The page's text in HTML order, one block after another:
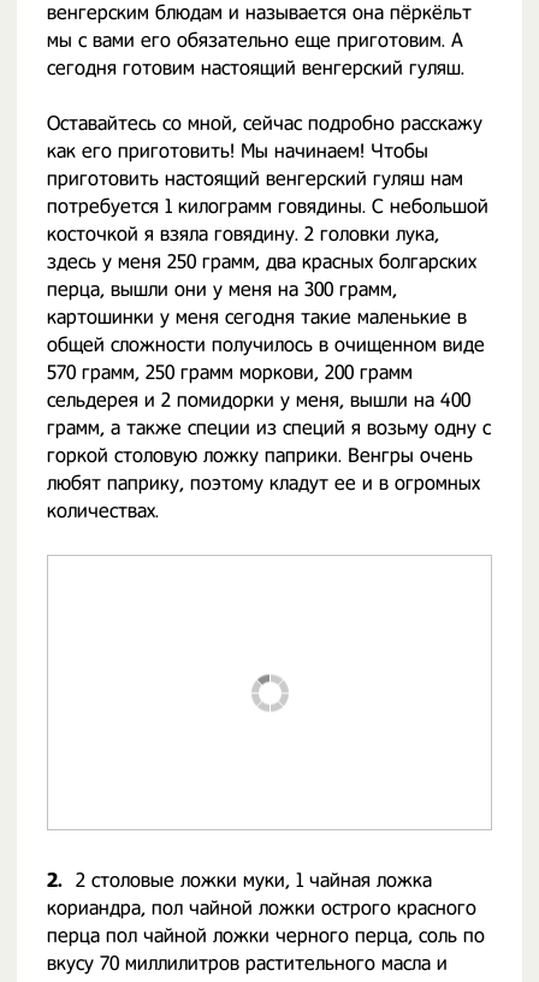
венгерским блюдам и называется она пёркёльт
мы с вами его обязательно еще приготовим. А
сегодня готовим настоящий венгерский гуляш.
Оставайтесь со мной, сейчас подробно расскажу
как его приготовить! Мы начинаем! Чтобы
приготовить настоящий венгерский гуляш нам
потребуется 1 килограмм говядины. С небольшой
косточкой я взяла говядину. 2 головки лука,
здесь у меня 250 грамм, два красных болгарских
перца, вышли они у меня на 300 грамм,
картошинки у меня сегодня такие маленькие в
общей сложности получилось в очищенном виде
570 грамм, 250 грамм моркови, 200 грамм
сельдерея и 2 помидорки у меня, вышли на 400
грамм, а также специи из специй я возьму одну с
горкой столовую ложку паприки. Венгры очень
любят паприку, поэтому кладут ее и в огромных
количествах.
2. 2 столовые ложки муки, 1 чайная ложка
кориандра, пол чайной ложки острого красного
перца пол чайной ложки черного перца, соль по
вкусу 70 миллилитров растительного масла и